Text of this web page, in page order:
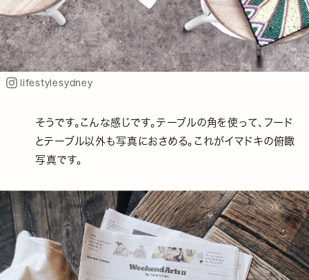
lifestylesydney
そうです。こんな感じです。テーブルの角を使って、フード
とテーブル以外も写真におさめる。これがイマドキの俯瞰
写真です。